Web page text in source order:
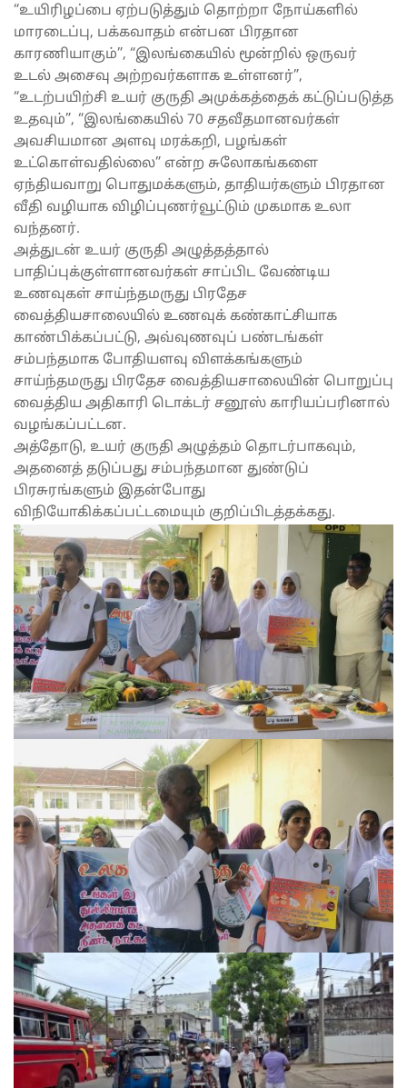
“உயிரிழப்பை ஏற்படுத்தும் தொற்றா நோய்களில்
மாரடைப்பு, பக்கவாதம் என்பன பிரதான
காரணியாகும்”, “இலங்கையில் மூன்றில் ஒருவர்
உடல் அசைவு அற்றவர்களாக உள்ளனர்”,
“உடற்பயிற்சி உயர் குருதி அமுக்கத்தைக் கட்டுப்படுத்த
உதவும்”, “இலங்கையில் 70 சதவீதமானவர்கள்
அவசியமான அளவு மரக்கறி, பழங்கள்
உட்கொள்வதில்லை” என்ற சுலோகங்களை
ஏந்தியவாறு பொதுமக்களும், தாதியர்களும் பிரதான
வீதி வழியாக விழிப்புணர்வூட்டும் முகமாக உலா
வந்தனர்.
அத்துடன் உயர் குருதி அழுத்தத்தால்
பாதிப்புக்குள்ளானவர்கள் சாப்பிட வேண்டிய
உணவுகள் சாய்ந்தமருது பிரதேச
வைத்தியசாலையில் உணவுக் கண்காட்சியாக
காண்பிக்கப்பட்டு, அவ்வுணவுப் பண்டங்கள்
சம்பந்தமாக போதியளவு விளக்கங்களும்
சாய்ந்தமருது பிரதேச வைத்தியசாலையின் பொறுப்பு
வைத்திய அதிகாரி டொக்டர் சனூஸ் காரியப்பரினால்
வழங்கப்பட்டன.
அத்தோடு, உயர் குருதி அழுத்தம் தொடர்பாகவும்,
அதனைத் தடுப்பது சம்பந்தமான துண்டுப்
பிரசுரங்களும் இதன்போது
விநியோகிக்கப்பட்டமையும் குறிப்பிடத்தக்கது.